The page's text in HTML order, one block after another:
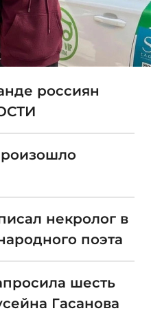
россиян
некролог в
поэта
шесть
Гасанова